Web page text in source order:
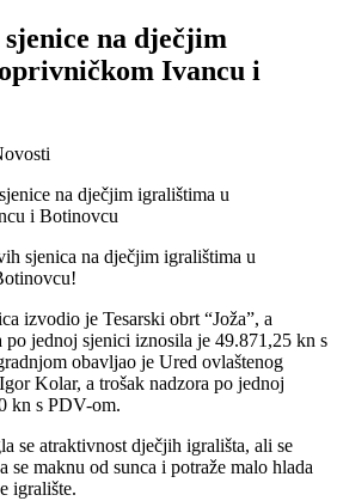
na dječjim
Ivancu i
sjenica na dječjim igralištima u
izvodio je Tesarski obrt “Joža”, a
jednoj sjenici iznosila je 49.871,25 kn s
obavljao je Ured ovlaštenog
Kolar, a trošak nadzora po jednoj
kn s PDV-om.
se atraktivnost dječjih igrališta, ali se
maknu od sunca i potraže malo hlada
igralište.